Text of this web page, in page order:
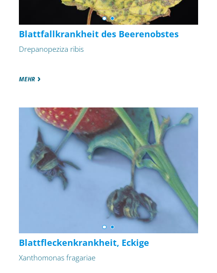
Blattfallkrankheit des Beerenobstes
Drepanopeziza ribis
MEHR
Blattfleckenkrankheit, Eckige
Xanthomonas fragariae